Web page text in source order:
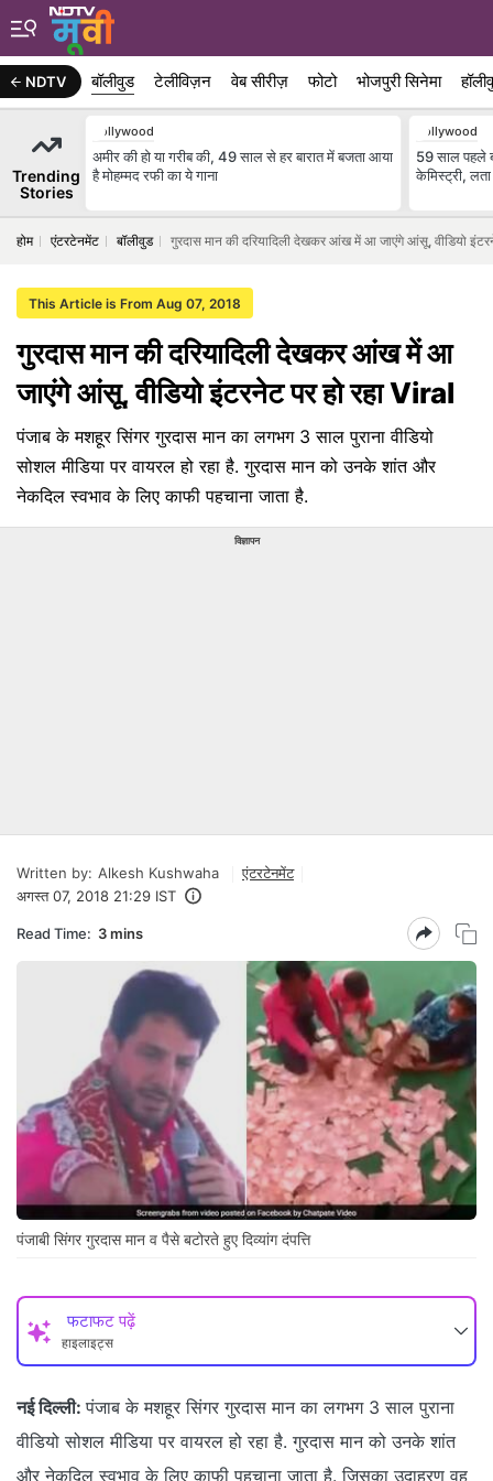
NDTV बॉलीवुड टेलीविज़न वेब सीरीज़ फोटो भोजपुरी सिनेमा
Trending
Stories
Bollywood
अमीर की हो या गरीब की, 49 साल से हर बारात में बजता आया
है मोहम्मद रफी का ये गाना
Bollywood
59 साल पहले
केमिस्ट्री,
होम एंटरटेनमेंट बॉलीवुड गुरदास मान की दरियादिली देखकर आंख में आ जाएंगे आंसू, वीडियो
This Article is From Aug 07, 2018
गुरदास मान की दरियादिली देखकर आंख में आ
जाएंगे आंसू, वीडियो इंटरनेट पर हो रहा Viral
पंजाब के मशहूर सिंगर गुरदास मान का लगभग 3 साल पुराना वीडियो
सोशल मीडिया पर वायरल हो रहा है. गुरदास मान को उनके शांत और
नेकदिल स्वभाव के लिए काफी पहचाना जाता है.
विज्ञापन
Written by: Alkesh Kushwaha
एंटरटेनमेंट
अगस्त 07, 2018 21:29 IST
Read Time: 3 mins
पंजाबी सिंगर गुरदास मान व पैसे बटोरते हुए दिव्यांग दंपत्ति
फटाफट पढ़ें
हाइलाइट्स
नई दिल्ली: पंजाब के मशहूर सिंगर गुरदास मान का लगभग 3 साल पुराना
वीडियो सोशल मीडिया पर वायरल हो रहा है. गुरदास मान को उनके शांत
और नेकदिल स्वभाव के लिए काफी पहचाना जाता है. जिसका उदाहरण वह